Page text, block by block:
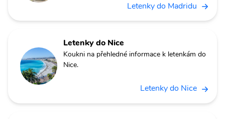
Letenky do Madridu
Letenky do Nice
Koukni na přehledné informace k letenkám do
Nice.
Letenky do Nice